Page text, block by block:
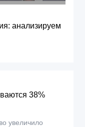
анализируем
38%
увеличило